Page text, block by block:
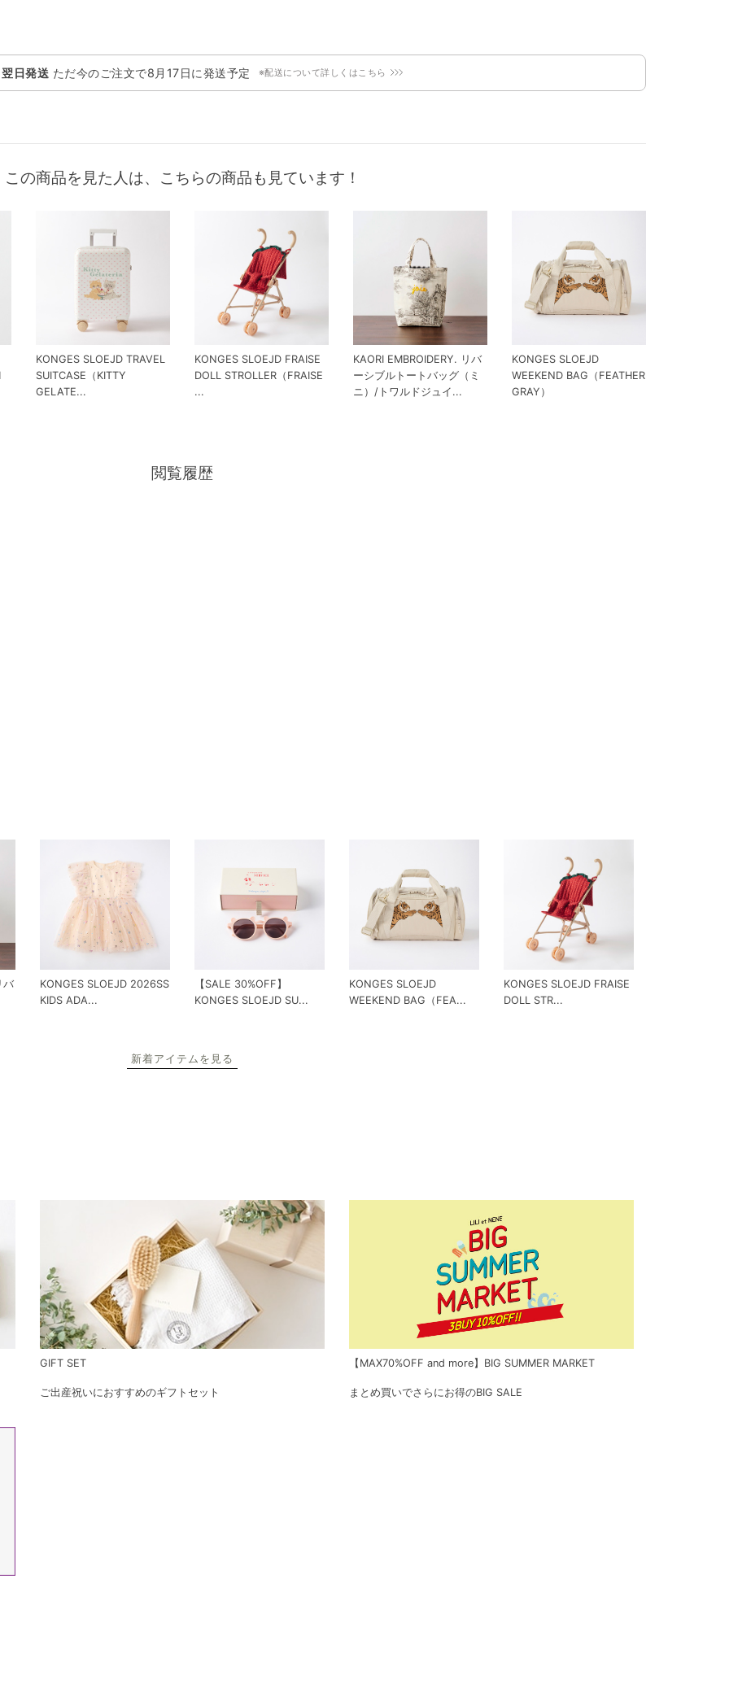
日発送 ただ今のご注文で8月17日に発送予定 ※配送について詳しくはこちら
この商品を見た人は、こちらの商品も見ています！
KONGES SLOEJD TRAVEL
SUITCASE（KITTY
GELATE...
KONGES SLOEJD FRAISE
DOLL STROLLER（FRAISE
...
KAORI EMBROIDERY. リバ
ーシブルトートバッグ（ミ
ニ）/トワルドジュイ...
KONGES SLOEJD
WEEKEND BAG（FEATHER
GRAY）
閲覧履歴
バ
KONGES SLOEJD 2026SS
KIDS ADA...
【SALE 30%OFF】
KONGES SLOEJD SU...
KONGES SLOEJD
WEEKEND BAG（FEA...
KONGES SLOEJD FRAISE
DOLL STR...
新着アイテムを見る
GIFT SET
ご出産祝いにおすすめのギフトセット
【MAX70%OFF and more】BIG SUMMER MARKET
まとめ買いでさらにお得のBIG SALE